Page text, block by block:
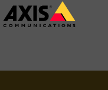
Salta
al